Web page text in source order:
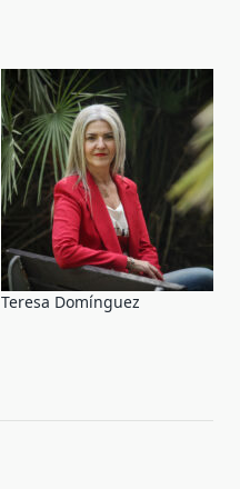
Teresa Domínguez